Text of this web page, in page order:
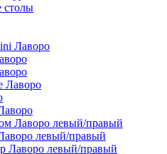
столы
Лаворо
Лаворо
Лаворо левый/правый
левый/правый
Лаворо левый/правый